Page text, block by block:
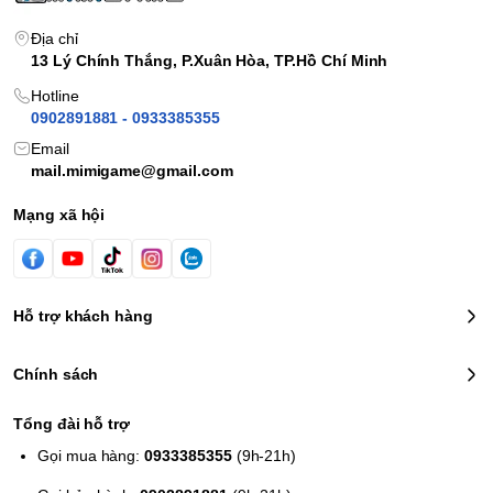
Địa chỉ
13 Lý Chính Thắng, P.Xuân Hòa, TP.Hồ Chí Minh
Hotline
0902891881 - 0933385355
Email
mail.mimigame@gmail.com
Mạng xã hội
Hỗ trợ khách hàng
Chính sách
Tổng đài hỗ trợ
Gọi mua hàng:0933385355(9h-21h)